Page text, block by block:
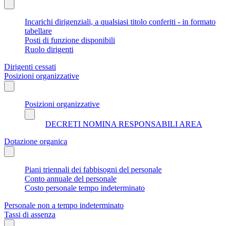
Incarichi dirigenziali, a qualsiasi titolo conferiti - in formato
tabellare
Posti di funzione disponibili
Ruolo dirigenti
Dirigenti cessati
Posizioni organizzative
Posizioni organizzative
DECRETI NOMINA RESPONSABILI AREA
Dotazione organica
Piani triennali dei fabbisogni del personale
Conto annuale del personale
Costo personale tempo indeterminato
Personale non a tempo indeterminato
Tassi di assenza